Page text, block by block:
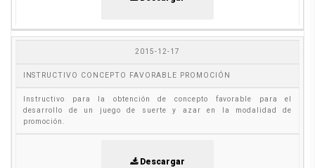
2015-12-17
INSTRUCTIVO CONCEPTO FAVORABLE PROMOCIÓN
Instructivo para la obtención de concepto favorable para el
desarrollo de un juego de suerte y azar en la modalidad de
promoción.
Descargar